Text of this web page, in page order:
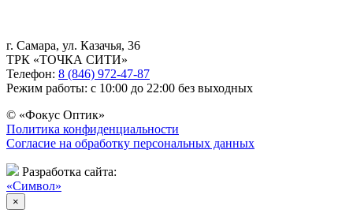
г. Самара, ул. Казачья, 36
ТРК «ТОЧКА СИТИ»
Телефон: 8 (846) 972-47-87
Режим работы: с 10:00 до 22:00 без выходных
© «Фокус Оптик»
Политика конфиденциальности
Согласие на обработку персональных данных
Разработка сайта:
«Символ»
×